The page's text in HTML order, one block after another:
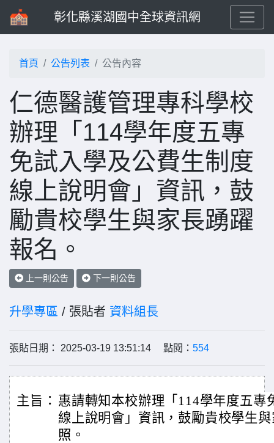
彰化縣溪湖國中全球資訊網
首頁 公告列表 公告內容
仁德醫護管理專科學校
辦理「114學年度五專
免試入學及公費生制度
線上說明會」資訊，鼓
勵貴校學生與家長踴躍
報名。
上一則公告 下一則公告
升學專區 / 張貼者 資料組長
張貼日期： 2025-03-19 13:51:14 點閱： 554
主旨： 惠請轉知本校辦理「114學年度五專
線上說明會」資訊，鼓勵貴校學生
照。